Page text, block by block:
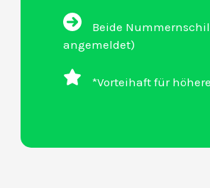
Beide
angemeldet)
*Vorteihaft für